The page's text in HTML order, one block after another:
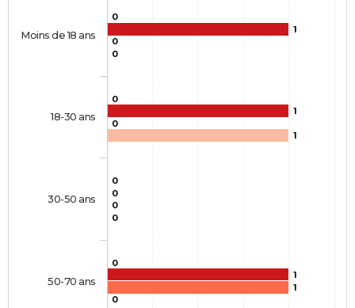
0
0
0
0
1
1
0
1
0
0
0
1
0
1
0
0
Moins de 18 ans
18-30 ans
30-50 ans
50-70 ans